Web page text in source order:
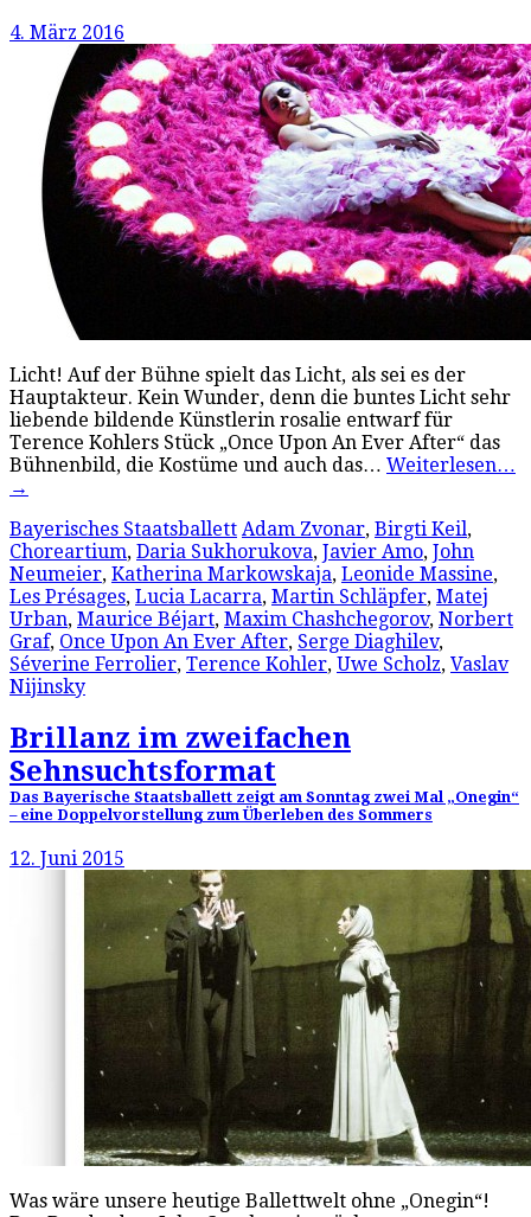
4. März 2016
Licht! Auf der Bühne spielt das Licht, als sei es der
Hauptakteur. Kein Wunder, denn die buntes Licht sehr
liebende bildende Künstlerin rosalie entwarf für
Terence Kohlers Stück „Once Upon An Ever After“ das
Bühnenbild, die Kostüme und auch das… Weiterlesen…
→
Bayerisches Staatsballett Adam Zvonar, Birgti Keil,
Choreartium, Daria Sukhorukova, Javier Amo, John
Neumeier, Katherina Markowskaja, Leonide Massine,
Les Présages, Lucia Lacarra, Martin Schläpfer, Matej
Urban, Maurice Béjart, Maxim Chashchegorov, Norbert
Graf, Once Upon An Ever After, Serge Diaghilev,
Séverine Ferrolier, Terence Kohler, Uwe Scholz, Vaslav
Nijinsky
Brillanz im zweifachen
Sehnsuchtsformat
Das Bayerische Staatsballett zeigt am Sonntag zwei Mal „Onegin“
– eine Doppelvorstellung zum Überleben des Sommers
12. Juni 2015
Was wäre unsere heutige Ballettwelt ohne „Onegin“!